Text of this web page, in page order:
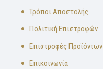
Τρόποι Αποστολής
Πολιτική Επιστροφών
Επιστροφές Προϊόντων
Επικοινωνία